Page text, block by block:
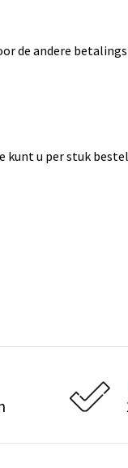
de andere
kunt u per stuk